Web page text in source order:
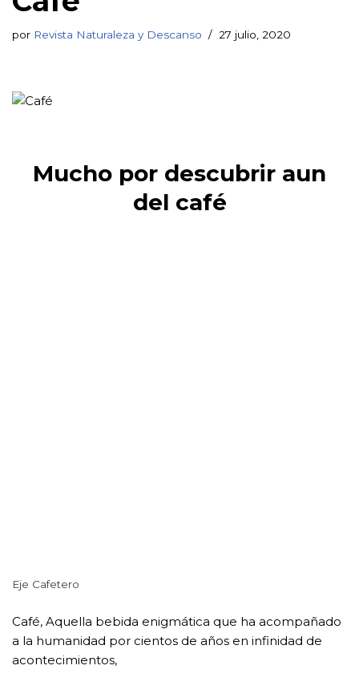
por Revista Naturaleza y Descanso 27 julio, 2020
Mucho por descubrir aun
del café
Eje Cafetero
Café, Aquella bebida enigmática que ha acompañado
a la humanidad por cientos de años en infinidad de
acontecimientos,